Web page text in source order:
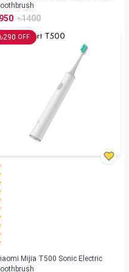
৳1400
৳290 OFF
Mijia T500 Sonic Electric